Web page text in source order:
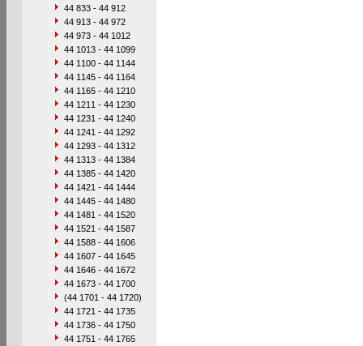
44 833 - 44 912
44 913 - 44 972
44 973 - 44 1012
44 1013 - 44 1099
44 1100 - 44 1144
44 1145 - 44 1164
44 1165 - 44 1210
44 1211 - 44 1230
44 1231 - 44 1240
44 1241 - 44 1292
44 1293 - 44 1312
44 1313 - 44 1384
44 1385 - 44 1420
44 1421 - 44 1444
44 1445 - 44 1480
44 1481 - 44 1520
44 1521 - 44 1587
44 1588 - 44 1606
44 1607 - 44 1645
44 1646 - 44 1672
44 1673 - 44 1700
(44 1701 - 44 1720)
44 1721 - 44 1735
44 1736 - 44 1750
44 1751 - 44 1765